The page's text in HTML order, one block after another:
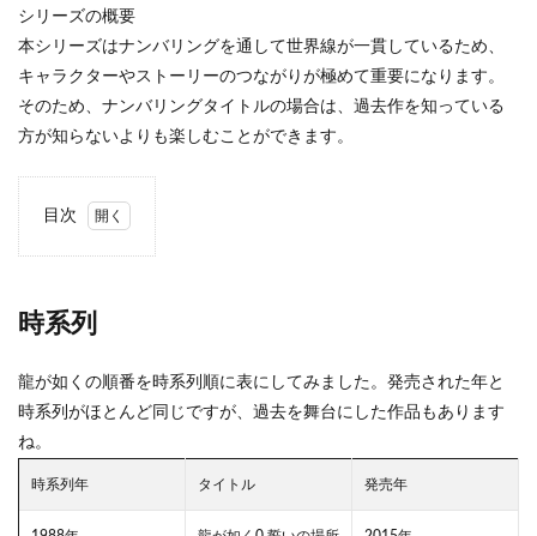
シリーズの概要
本シリーズはナンバリングを通して世界線が一貫しているため、
キャラクターやストーリーのつながりが極めて重要になります。
そのため、ナンバリングタイトルの場合は、過去作を知っている
方が知らないよりも楽しむことができます。
目次
2
如く
ーズ
トー
リー
時系列
龍が如くの順番を時系列順に表にしてみました。発売された年と
時系列がほとんど同じですが、過去を舞台にした作品もあります
ね。
時系列年 タイトル 発売年